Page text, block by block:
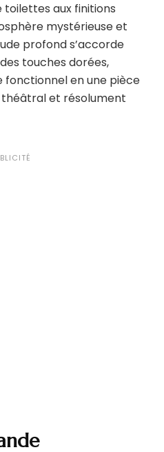
aux finitions
mystérieuse et
profond s’accorde
touches dorées,
en une pièce
et résolument